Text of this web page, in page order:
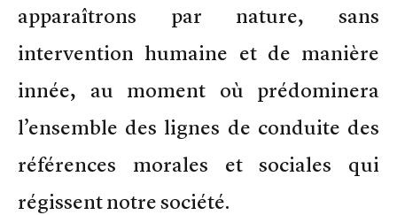
apparaîtrons par nature, sans
intervention humaine et de manière
innée, au moment où prédominera
l’ensemble des lignes de conduite des
références morales et sociales qui
régissent notre société.